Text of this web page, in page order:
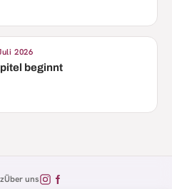
2026
beginnt
Über uns